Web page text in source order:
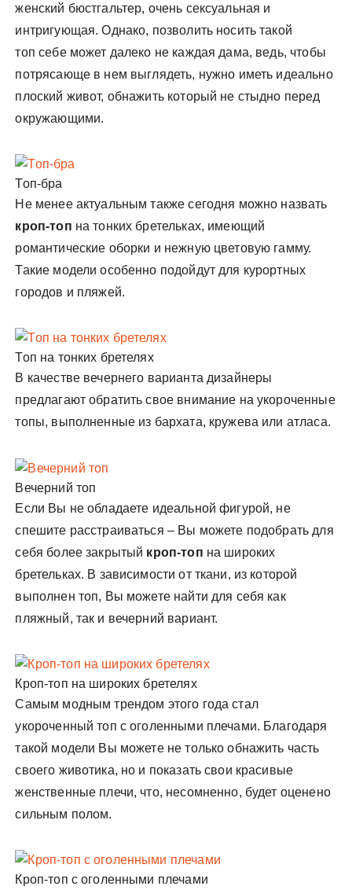
женский бюстгальтер, очень сексуальная и
интригующая. Однако, позволить носить такой
топ себе может далеко не каждая дама, ведь, чтобы
потрясающе в нем выглядеть, нужно иметь идеально
плоский живот, обнажить который не стыдно перед
окружающими.
Топ-бра
Не менее актуальным также сегодня можно назвать
кроп-топ на тонких бретельках, имеющий
романтические оборки и нежную цветовую гамму.
Такие модели особенно подойдут для курортных
городов и пляжей.
Топ на тонких бретелях
В качестве вечернего варианта дизайнеры
предлагают обратить свое внимание на укороченные
топы, выполненные из бархата, кружева или атласа.
Вечерний топ
Если Вы не обладаете идеальной фигурой, не
спешите расстраиваться – Вы можете подобрать для
себя более закрытый кроп-топ на широких
бретельках. В зависимости от ткани, из которой
выполнен топ, Вы можете найти для себя как
пляжный, так и вечерний вариант.
Кроп-топ на широких бретелях
Самым модным трендом этого года стал
укороченный топ с оголенными плечами. Благодаря
такой модели Вы можете не только обнажить часть
своего животика, но и показать свои красивые
женственные плечи, что, несомненно, будет оценено
сильным полом.
Кроп-топ с оголенными плечами